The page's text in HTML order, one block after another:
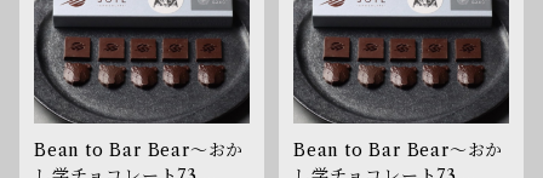
Bean to Bar Bear〜おか
Bean to Bar Bear〜おか